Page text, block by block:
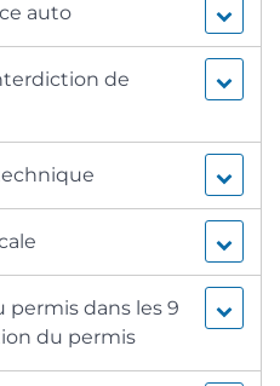
auto
de
permis dans les 9
du permis